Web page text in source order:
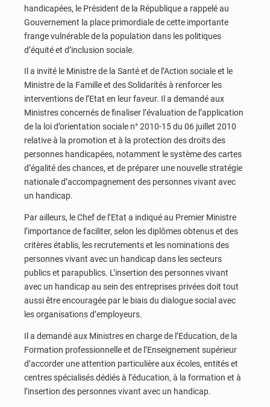
handicapées, le Président de la République a rappelé au
Gouvernement la place primordiale de cette importante
frange vulnérable de la population dans les politiques
d’équité et d’inclusion sociale.
Il a invité le Ministre de la Santé et de l’Action sociale et le
Ministre de la Famille et des Solidarités à renforcer les
interventions de l’Etat en leur faveur. Il a demandé aux
Ministres concernés de finaliser l’évaluation de l’application
de la loi d’orientation sociale n° 2010-15 du 06 juillet 2010
relative à la promotion et à la protection des droits des
personnes handicapées, notamment le système des cartes
d’égalité des chances, et de préparer une nouvelle stratégie
nationale d’accompagnement des personnes vivant avec
un handicap.
Par ailleurs, le Chef de l’Etat a indiqué au Premier Ministre
l’importance de faciliter, selon les diplômes obtenus et des
critères établis, les recrutements et les nominations des
personnes vivant avec un handicap dans les secteurs
publics et parapublics. L’insertion des personnes vivant
avec un handicap au sein des entreprises privées doit tout
aussi être encouragée par le biais du dialogue social avec
les organisations d’employeurs.
Il a demandé aux Ministres en charge de l’Education, de la
Formation professionnelle et de l’Enseignement supérieur
d’accorder une attention particulière aux écoles, entités et
centres spécialisés dédiés à l’éducation, à la formation et à
l’insertion des personnes vivant avec un handicap.